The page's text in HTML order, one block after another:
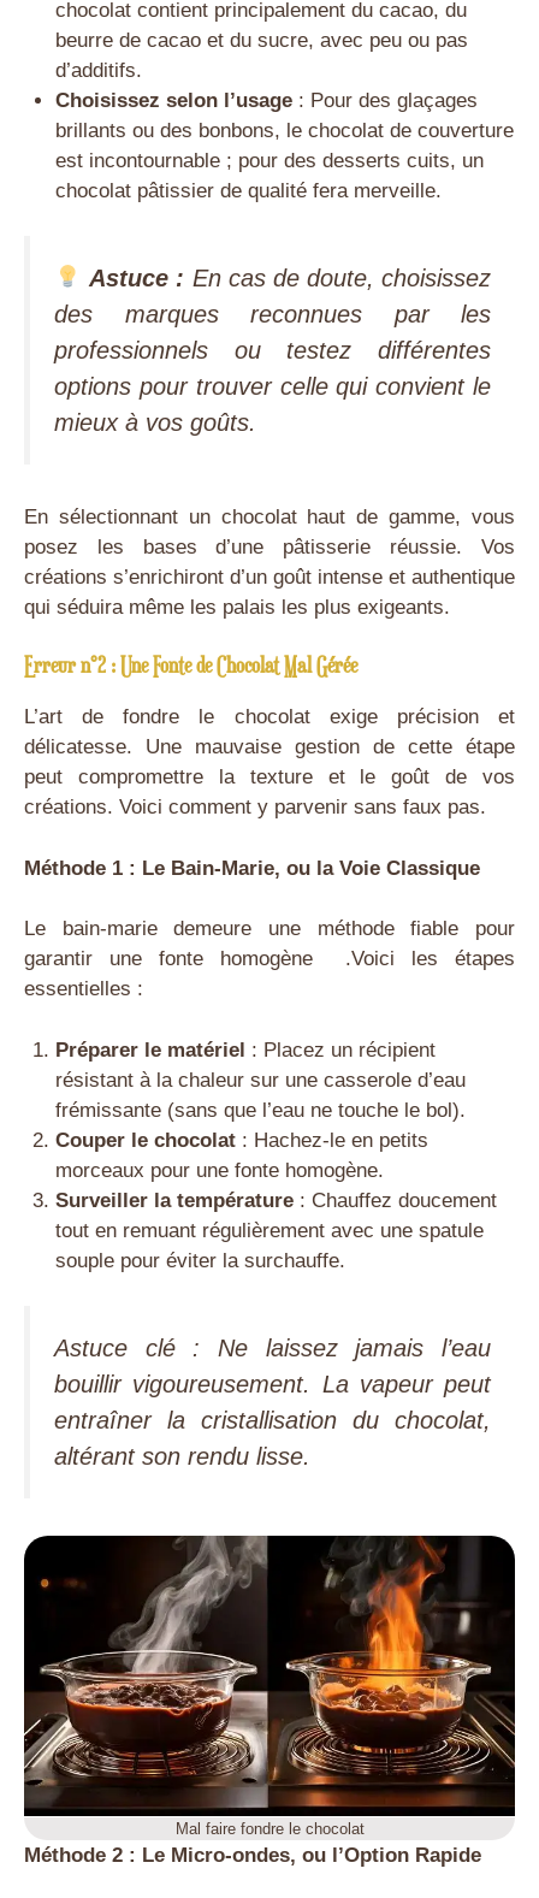
chocolat contient principalement du cacao, du
beurre de cacao et du sucre, avec peu ou pas
d’additifs.
Choisissez selon l’usage: Pour des glaçages
brillants ou des bonbons, le chocolat de couverture
est incontournable ; pour des desserts cuits, un
chocolat pâtissier de qualité fera merveille.
Astuce : En cas de doute, choisissez
des marques reconnues par les
professionnels ou testez différentes
options pour trouver celle qui convient le
mieux à vos goûts.
En sélectionnant un chocolat haut de gamme, vous
posez les bases d’une pâtisserie réussie. Vos
créations s’enrichiront d’un goût intense et authentique
qui séduira même les palais les plus exigeants.
Erreur n°2 : Une Fonte de Chocolat Mal Gérée
L’art de fondre le chocolat exige précision et
délicatesse. Une mauvaise gestion de cette étape
peut compromettre la texture et le goût de vos
créations. Voici comment y parvenir sans faux pas.
Méthode 1 : Le Bain-Marie, ou la Voie Classique
Le bain-marie demeure une méthode fiable pour
garantir une fonte homogène .Voici les étapes
essentielles :
Préparer le matériel : Placez un récipient
résistant à la chaleur sur une casserole d’eau
frémissante (sans que l’eau ne touche le bol).
Couper le chocolat: Hachez-le en petits
morceaux pour une fonte homogène.
Surveiller la température: Chauffez doucement
tout en remuant régulièrement avec une spatule
souple pour éviter la surchauffe.
Astuce clé : Ne laissez jamais l’eau
bouillir vigoureusement. La vapeur peut
entraîner la cristallisation du chocolat,
altérant son rendu lisse.
Mal faire fondre le chocolat
Méthode 2 : Le Micro-ondes, ou l’Option Rapide